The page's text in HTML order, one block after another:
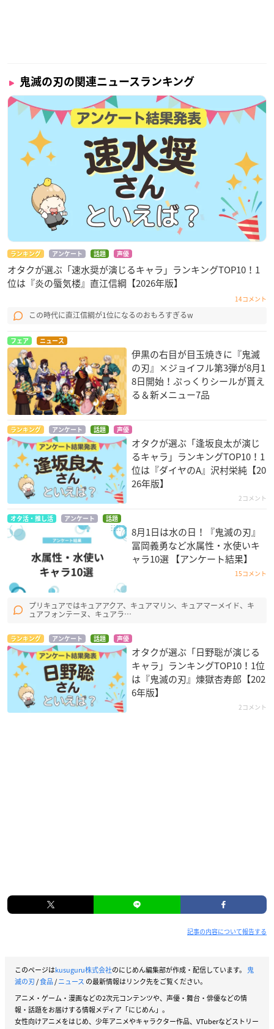
鬼滅の刃の関連ニュースランキング
ランキング アンケート 話題 声優
オタクが選ぶ「速水奨が演じるキャラ」ランキングTOP10！1
位は『炎の蜃気楼』直江信綱【2026年版】
14コメント
この時代に直江信綱が1位になるのおもろすぎるw
フェア ニュース
伊黒の右目が目玉焼きに『鬼滅
の刃』×ジョイフル第3弾が8月1
8日開始！ぷっくりシールが貰え
る＆新メニュー7品
ランキング アンケート 話題 声優
オタクが選ぶ「逢坂良太が演じ
るキャラ」ランキングTOP10！1
位は『ダイヤのA』沢村栄純【20
26年版】
2コメント
オタ活・推し活 アンケート 話題
8月1日は水の日！『鬼滅の刃』
冨岡義勇など水属性・水使いキ
ャラ10選 【アンケート結果】
15コメント
プリキュアではキュアアクア、キュアマリン、キュアマーメイド、キ
ュアフォンテーヌ、キュアラ…
ランキング アンケート 話題 声優
オタクが選ぶ「日野聡が演じる
キャラ」ランキングTOP10！1位
は『鬼滅の刃』煉󠄁獄杏寿郎【202
6年版】
2コメント
記事の内容について報告する
このページはkusuguru株式会社のにじめん編集部が作成・配信しています。 鬼
滅の刃/食品/ニュース の最新情報はリンク先をご覧ください。
アニメ・ゲーム・漫画などの2次元コンテンツや、声優・舞台・俳優などの情
報・話題をお届けする情報メディア「にじめん」。
女性向けアニメをはじめ、少年アニメやキャラクター作品、VTuberなどストリー